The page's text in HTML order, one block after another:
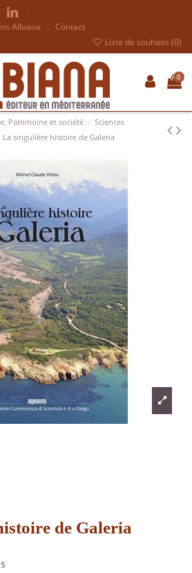
Albiana
Contact
Liste de souhaits (0)
0
Patrimoine et société
Sciences
La singulière histoire de Galeria
de Galeria